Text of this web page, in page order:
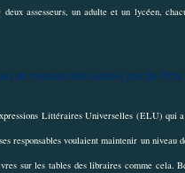
deux assesseurs, un adulte et un lycéen,
de roman cette année, pas de
Littéraires Universelles (ELU) qui
responsables voulaient maintenir un
sur les tables des libraires comme cela.